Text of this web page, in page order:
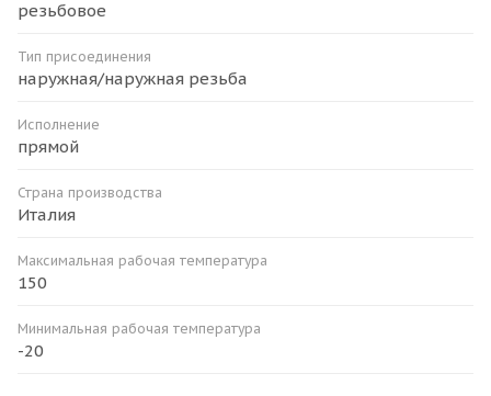
резьбовое
Тип присоединения
наружная/наружная резьба
Исполнение
прямой
Страна производства
Италия
Максимальная рабочая температура
150
Минимальная рабочая температура
-20